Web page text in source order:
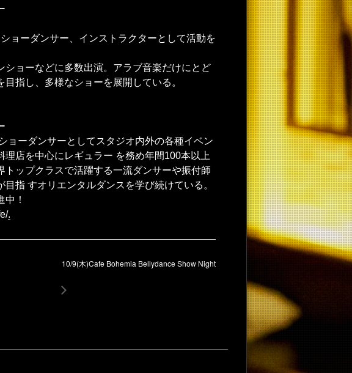
ョーダンサー、インストラクターとして活動を
ョーなどに多数出演。アラブ音楽だけにとど
指し、多様なショーを展開している。
ョーダンサーとしてスタジオ内外の各種イベン
理店を中心にレギュラー を務め年間100本以上
ップクラスで活躍する一流ダンサーや振付師
指 すオリエンタルダンスを学び続けている。
中！
.
10/9(木)Cafe Bohemia Bellydance Show Night